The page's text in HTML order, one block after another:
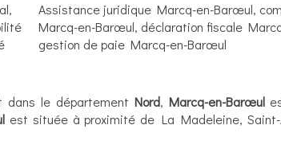
,
Assistance juridique Marcq-en-Barœul,
Marcq-en-Barœul, déclaration fiscale
gestion de paie Marcq-en-Barœul
dans le département Nord, Marcq-en-Barœul
est située à proximité de La Madeleine, Saint-